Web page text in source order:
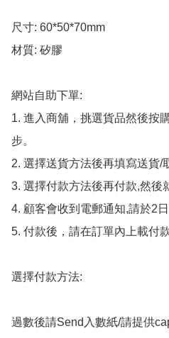
尺寸: 60*50*70mm
材質: 矽膠
網站自助下單:
1. 進入商舖，挑選貨品然後按
步。
2. 選擇送貨方法後再填寫送貨/
3. 選擇付款方法後再付款,然後
4. 顧客會收到電郵通知,請於2
5. 付款後，請在訂單內上載付
選擇付款方法:
過數後請Send入數紙/請提供